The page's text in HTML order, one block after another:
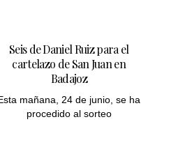
Seis de Daniel Ruiz para el
cartelazo de San Juan en
Badajoz
mañana, 24 de junio, se ha
procedido al sorteo